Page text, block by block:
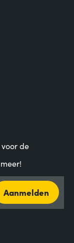
de
Aanmelden